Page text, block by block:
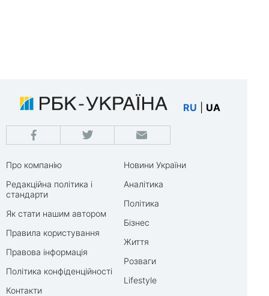
RU UA
Про компанію
Редакційна політика і
стандарти
Як стати нашим автором
Правила користування
Правова інформація
Політика конфіденційності
Контакти
Новини України
Аналітика
Політика
Бізнес
Життя
Розваги
Lifestyle